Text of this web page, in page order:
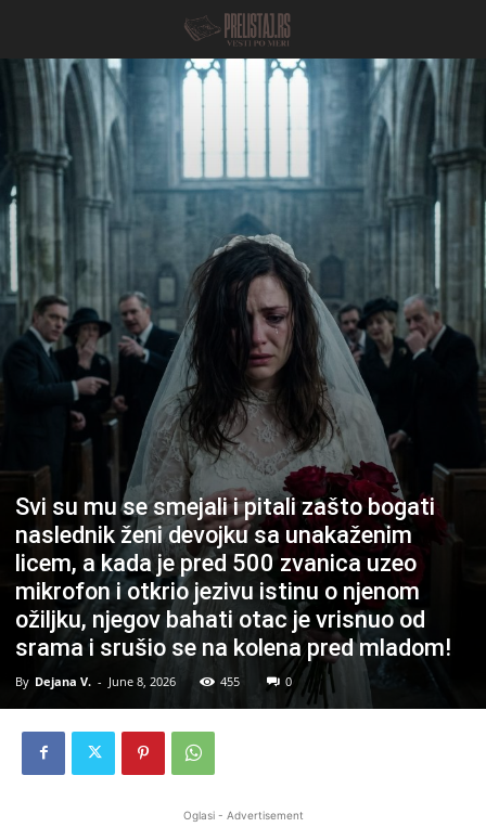
Svi su mu se smejali i pitali zašto bogati
naslednik ženi devojku sa unakaženim
licem, a kada je pred 500 zvanica uzeo
mikrofon i otkrio jezivu istinu o njenom
ožiljku, njegov bahati otac je vrisnuo od
srama i srušio se na kolena pred mladom!
By Dejana V. - June 8, 2026 455 0
Oglasi - Advertisement